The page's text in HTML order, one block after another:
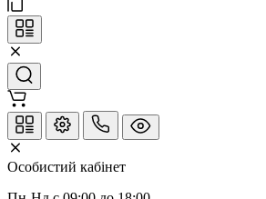
Особистий кабінет